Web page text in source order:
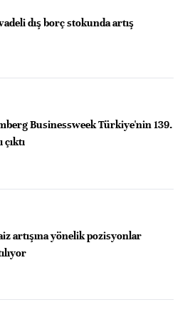
dış borç stokunda artış
Businessweek Türkiye'nin 139.
çıktı
artışına yönelik pozisyonlar